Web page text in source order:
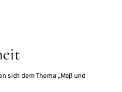
sich dem Thema „Maß und